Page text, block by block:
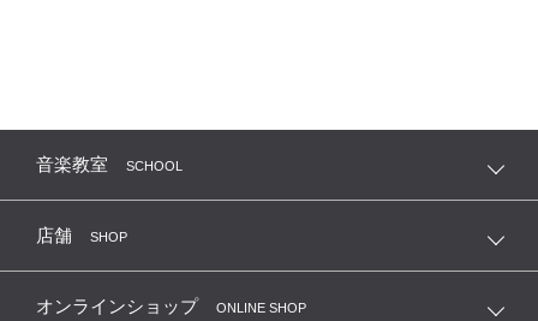
音楽教室 SCHOOL
店舗 SHOP
オンラインショップ ONLINE SHOP